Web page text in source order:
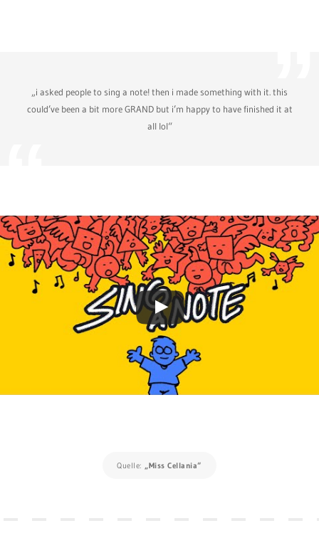
„i asked people to sing a note! then i made something with it. this
could’ve been a bit more GRAND but i’m happy to have finished it at
all lol“
Quelle: „Miss Cellania“